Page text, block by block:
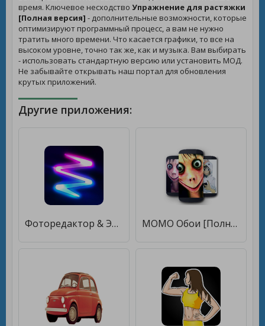
время. Ключевое несходство Упражнение для растяжки
[Полная версия] - дополнительные возможности, которые
оптимизируют программный процесс, а вам не нужно
тратить много времени. Что касается графики, то все на
высоком уровне, точно так же, как и музыка. Вам выбирать
- использовать стандартную версию или установить МОД.
Не забывайте открывать наш портал для обновления
крутых приложений.
Другие приложения:
Фоторедактор & Эффекты - MagPic Фото Редактор [Полная версия] МОМО Обои [Полная версия]